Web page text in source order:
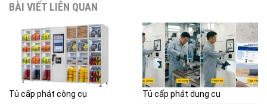
BÀI VIẾT LIÊN QUAN
Tủ cấp phát công cụ Tủ cấp phát dụng cụ